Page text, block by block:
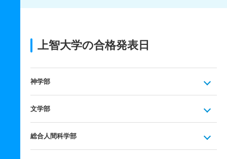
上智大学の合格発表日
神学部
文学部
総合人間科学部